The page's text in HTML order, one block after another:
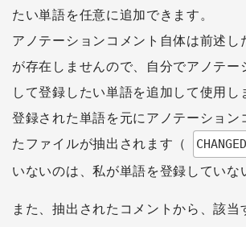
たい単語を任意に追加できます。
アノテーションコメント自体は前述し
が存在しませんので、自分でアノテー
して登録したい単語を追加して使用し
登録された単語を元にアノテーション
たファイルが抽出されます（
CHANGED
いないのは、私が単語を登録していな
また、抽出されたコメントから、該当